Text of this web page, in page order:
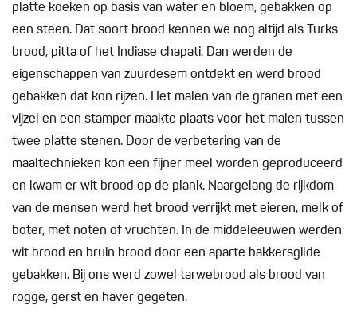
platte koeken op basis van water en bloem, gebakken op
een steen. Dat soort brood kennen we nog altijd als Turks
brood, pitta of het Indiase chapati. Dan werden de
eigenschappen van zuurdesem ontdekt en werd brood
gebakken dat kon rijzen. Het malen van de granen met een
vijzel en een stamper maakte plaats voor het malen tussen
twee platte stenen. Door de verbetering van de
maaltechnieken kon een fijner meel worden geproduceerd
en kwam er wit brood op de plank. Naargelang de rijkdom
van de mensen werd het brood verrijkt met eieren, melk of
boter, met noten of vruchten. In de middeleeuwen werden
wit brood en bruin brood door een aparte bakkersgilde
gebakken. Bij ons werd zowel tarwebrood als brood van
rogge, gerst en haver gegeten.